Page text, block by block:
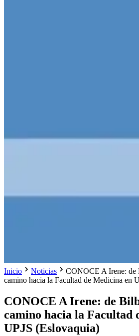
Inicio Noticias
CONOCE A Irene: de
camino hacia la Facultad de Medicina en
CONOCE A Irene: de
camino hacia la Facultad
UPJS (Eslovaquia)